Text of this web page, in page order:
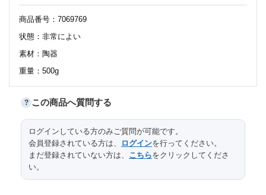
商品番号：7069769
状態：非常によい
素材：陶器
重量：500g
サイズ 口径 高台径 高さ 縦
12.6 5.3 7.9
? この商品へ質問する
ログインしている方のみご質問が可能です。
会員登録されている方は、
ログインを行ってください。
まだ登録されていない方は、 こちらをクリックしてくださ
い。